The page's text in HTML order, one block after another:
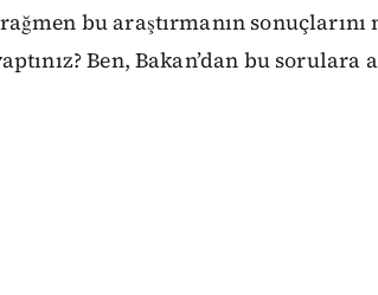
bu araştırmanın
Ben, Bakan’dan bu